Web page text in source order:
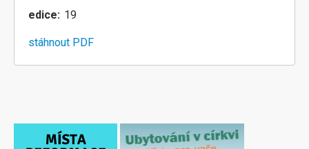
edice 19
stáhnout PDF